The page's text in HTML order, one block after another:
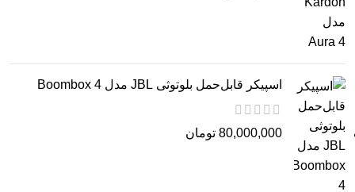
اسپیکر قابل‌حمل بلوتوثی JBL مدل Boombox 4
80,000,000 تومان